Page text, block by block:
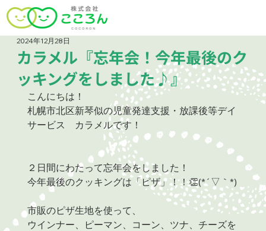
カラメル『忘年会！今年最後のク
ッキングをしました♪』
2024年12月28日
こんにちは！
札幌市北区新琴似の児童発達支援・放課後等デイ
サービス　カラメルです！
２日間にわたって忘年会をしました！
今年最後のクッキングは「ピザ」！！👏(*´▽｀*)
市販のピザ生地を使って、
ウインナー、ピーマン、コーン、ツナ、チーズを